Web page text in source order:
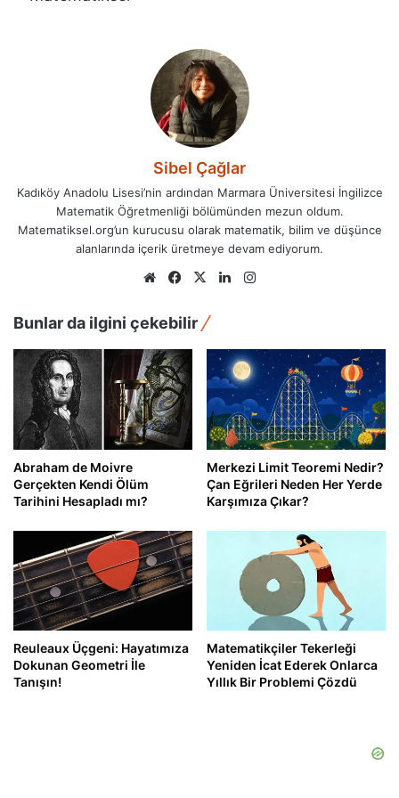
Sibel Çağlar
Kadıköy Anadolu Lisesi’nin ardından Marmara Üniversitesi İngilizce
Matematik Öğretmenliği bölümünden mezun oldum.
Matematiksel.org’un kurucusu olarak matematik, bilim ve düşünce
alanlarında içerik üretmeye devam ediyorum.
Web
Facebook
X LinkedIn
Bunlar da ilgini çekebilir
Abraham de Moivre
Gerçekten Kendi Ölüm
Tarihini Hesapladı mı?
Merkezi Limit Teoremi Nedir?
Çan Eğrileri Neden Her Yerde
Karşımıza Çıkar?
Reuleaux Üçgeni: Hayatımıza
Dokunan Geometri İle
Tanışın!
Matematikçiler Tekerleği
Yeniden İcat Ederek Onlarca
Yıllık Bir Problemi Çözdü